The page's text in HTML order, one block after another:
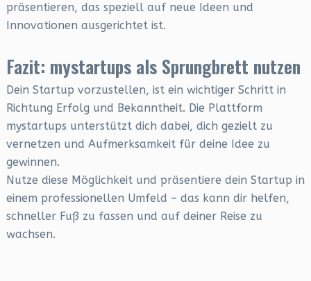
präsentieren, das speziell auf neue Ideen und
Innovationen ausgerichtet ist.
Fazit: mystartups als Sprungbrett nutzen
Dein Startup vorzustellen, ist ein wichtiger Schritt in
Richtung Erfolg und Bekanntheit. Die Plattform
mystartups unterstützt dich dabei, dich gezielt zu
vernetzen und Aufmerksamkeit für deine Idee zu
gewinnen.
Nutze diese Möglichkeit und präsentiere dein Startup in
einem professionellen Umfeld – das kann dir helfen,
schneller Fuß zu fassen und auf deiner Reise zu
wachsen.